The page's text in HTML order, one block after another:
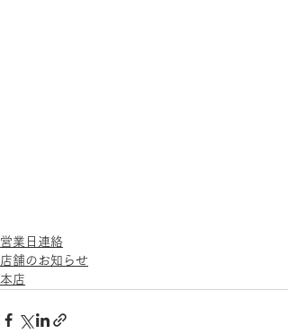
営業日連絡
店舗のお知らせ
本店